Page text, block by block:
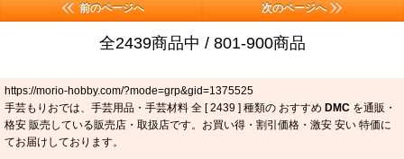
前のページへ 次のページへ
全2439商品中 / 801-900商品
https://morio-hobby.com/?mode=grp&gid=1375525
手芸もりおでは、手芸用品・手芸材料 全 [2439 ] 種類の おすすめ DMC を通販・
格安 販売している販売店・取扱店です。お買い得・割引価格・激安 安い 特価に
てお届けしております。